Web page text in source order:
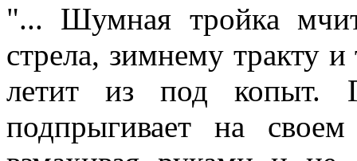
"... Шумная тройка
стрела, зимнему тракту
летит из под копыт.
подпрыгивает на